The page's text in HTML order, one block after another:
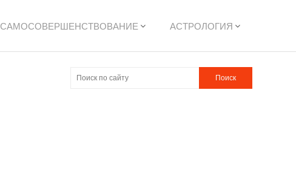
САМОСОВЕРШЕНСТВОВАНИЕ АСТРОЛОГИЯ